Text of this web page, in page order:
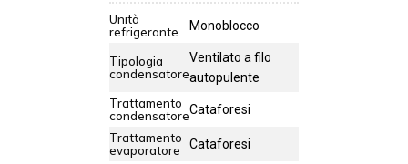
Unità
refrigerante
Monoblocco
Tipologia
condensatore
Ventilato a filo
autopulente
Trattamento
condensatoreCataforesi
Trattamento
evaporatore
Cataforesi